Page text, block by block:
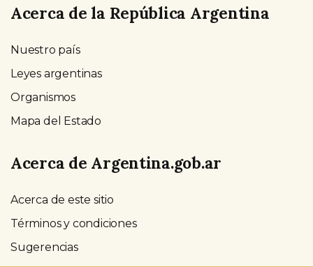
Acerca de la República Argentina
Nuestro país
Leyes argentinas
Organismos
Mapa del Estado
Acerca de Argentina.gob.ar
Acerca de este sitio
Términos y condiciones
Sugerencias